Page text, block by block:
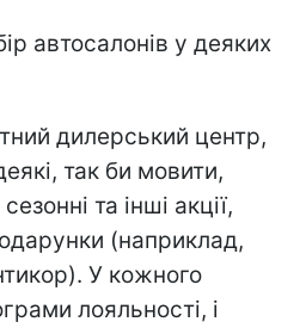
автосалонів у деяких
дилерський центр,
так би мовити,
та інші акції,
(наприклад,
У кожного
лояльності, і